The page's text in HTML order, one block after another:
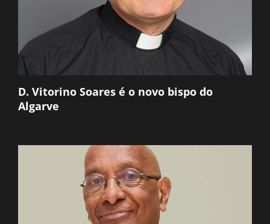
D. Vitorino Soares é o novo bispo do
Algarve